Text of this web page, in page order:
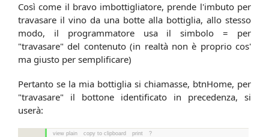
Così come il bravo imbottigliatore, prende l'imbuto per
travasare il vino da una botte alla bottiglia, allo stesso
modo, il programmatore usa il simbolo = per
"travasare" del contenuto (in realtà non è proprio cos'
ma giusto per semplificare)
Pertanto se la mia bottiglia si chiamasse, btnHome, per
"travasare" il bottone identificato in precedenza, si
userà:
view plain copy to clipboard print ?